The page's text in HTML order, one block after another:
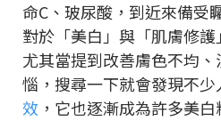
命C、玻尿酸，到近來備受
對於「美白」與「肌膚修護
尤其當提到改善膚色不均
惱，搜尋一下就會發現不少
效 ，它也逐漸成為許多美